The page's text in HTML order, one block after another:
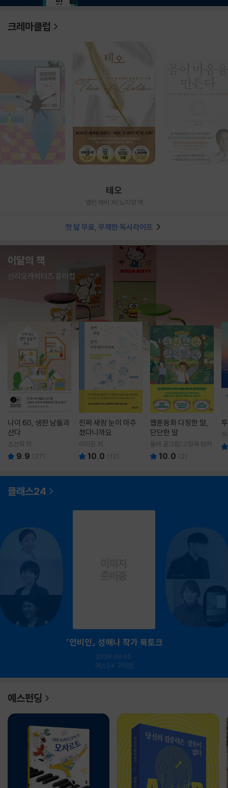
크레마클럽
테오
앨런 레비 저/노지양 역
첫 달 무료, 무제한 독서라이프
이달의 책
산리오캐릭터즈 유리컵
나이 60, 생판 남들과
산다
조선희 저
9.9 ( 27)
진짜 새랑 눈이 마주
쳤다니까요
이이은 저
10.0 (12)
웹툰동화 다정한 말,
단단한 말
돌배 글그림/고정욱 원저
10.0 ( 2)
클래스24
『인비인』 성해나 작가 북토크
2026.09.05.
예스24 구의점
예스펀딩